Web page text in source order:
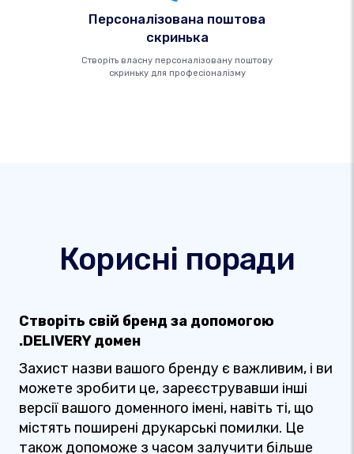
Персоналізована поштова
скринька
Створіть власну персоналізовану поштову
скриньку для професіоналізму
Корисні поради
Створіть свій бренд за допомогою
.DELIVERY домен
Захист назви вашого бренду є важливим, і ви
можете зробити це, зареєструвавши інші
версії вашого доменного імені, навіть ті, що
містять поширені друкарські помилки. Це
також допоможе з часом залучити більше